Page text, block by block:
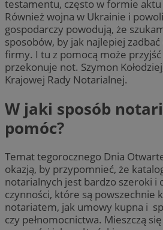
testamentu, często w formie
Również wojna w Ukrainie i
gospodarczy powodują, że
sposobów, by jak najlepiej
firmy. I tu z pomocą może
przekonuje not. Szymon
Krajowej Rady Notarialnej.
W jaki sposób
pomóc?
Temat tegorocznego Dnia
okazją, by przypomnieć, że
notarialnych jest bardzo szeroki i
czynności, które są powszechnie
notariatem, jak umowy kupna i
czy pełnomocnictwa. Mieszczą